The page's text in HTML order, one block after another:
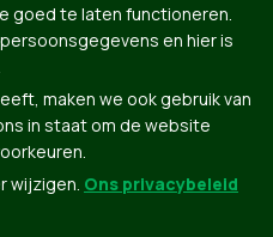
goed te laten functioneren.
en hier is
maken we ook gebruik van
in staat om de website
wijzigen. Ons privacybeleid